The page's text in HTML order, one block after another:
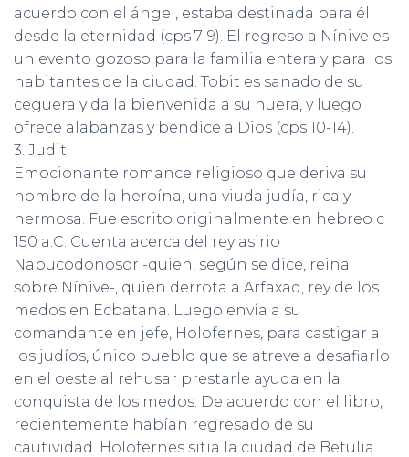
acuerdo con el ángel, estaba destinada para él
desde la eternidad (cps 7-9). El regreso a Nínive es
un evento gozoso para la familia entera y para los
habitantes de la ciudad. Tobit es sanado de su
ceguera y da la bienvenida a su nuera, y luego
ofrece alabanzas y bendice a Dios (cps 10-14).
3. Judit.
Emocionante romance religioso que deriva su
nombre de la heroína, una viuda judía, rica y
hermosa. Fue escrito originalmente en hebreo c
150 a.C. Cuenta acerca del rey asirio
Nabucodonosor -quien, según se dice, reina
sobre Nínive-, quien derrota a Arfaxad, rey de los
medos en Ecbatana. Luego envía a su
comandante en jefe, Holofernes, para castigar a
los judíos, único pueblo que se atreve a desafiarlo
en el oeste al rehusar prestarle ayuda en la
conquista de los medos. De acuerdo con el libro,
recientemente habían regresado de su
cautividad. Holofernes sitia la ciudad de Betulia.